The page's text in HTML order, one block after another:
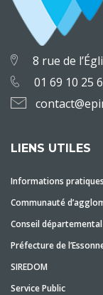
8 rue de
01 69 10 25
LIENS UTILES
Informations pratiques
Communauté
Conseil départemental
Préfecture de
SIREDOM
Service Public